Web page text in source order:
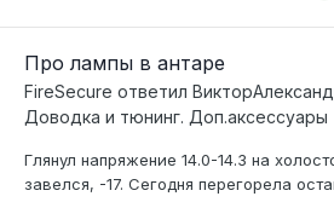
Про лампы в антаре
FireSecure ответил
Доводка и тюнинг. Доп.аксессуары
Глянул напряжение 14.0-14.3 на
завелся, -17. Сегодня перегорела